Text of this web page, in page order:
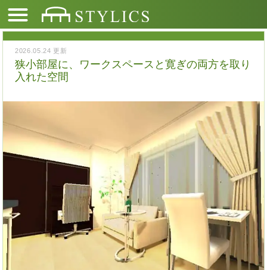
2026.05.24 更新
狭小部屋に、ワークスペースと寛ぎの両方を取り
入れた空間